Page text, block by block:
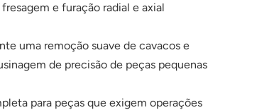
e furação radial e axial
uma remoção suave de cavacos e
de precisão de peças pequenas
para peças que exigem operações